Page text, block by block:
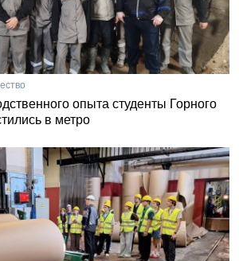
опыта студенты Горного
в метро